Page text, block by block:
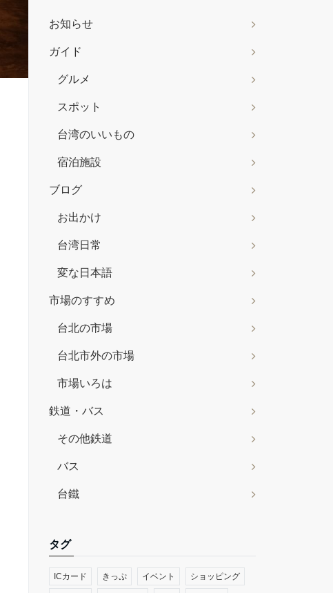
お知らせ
ガイド
グルメ
スポット
台湾のいいもの
宿泊施設
ブログ
お出かけ
台湾日常
変な日本語
市場のすすめ
台北の市場
台北市外の市場
市場いろは
鉄道・バス
その他鉄道
バス
台鐵
タグ
ICカード きっぷ イベント ショッピング